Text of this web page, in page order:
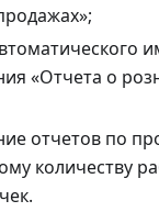
«Отчета о
отчетов по
количеству